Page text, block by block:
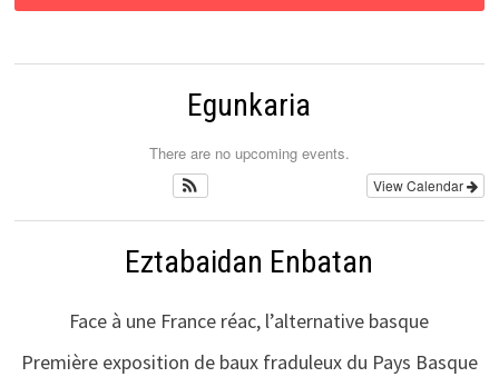
Egunkaria
There are no upcoming events.
View Calendar
Eztabaidan Enbatan
Face à une France réac, l’alternative basque
Première exposition de baux fraduleux du Pays Basque